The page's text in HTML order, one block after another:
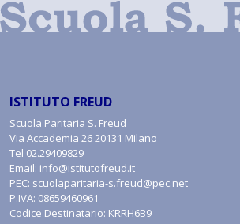
ISTITUTO FREUD
Scuola Paritaria S. Freud
Via Accademia 26 20131 Milano
Tel 02.29409829
Email: info@istitutofreud.it
PEC: scuolaparitaria-s.freud@pec.net
P.IVA: 08659460961
Codice Destinatario: KRRH6B9